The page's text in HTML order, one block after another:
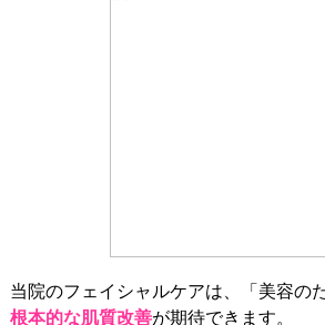
当院のフェイシャルケアは、「美容の
根本的な肌質改善が期待できます。